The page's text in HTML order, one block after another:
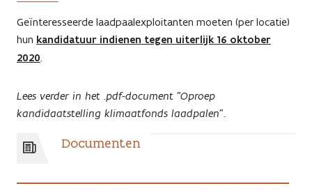
Geïnteresseerde laadpaalexploitanten moeten (per locatie)
hun kandidatuur indienen tegen uiterlijk 16 oktober
2020.
Lees verder in het .pdf-document "Oproep
kandidaatstelling klimaatfonds laadpalen".
Documenten